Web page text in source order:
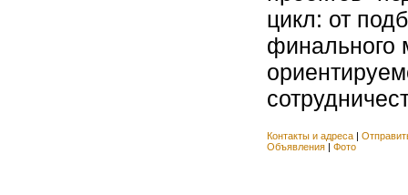
цикл: от
финального
Контакты и адреса
Объявления
Фото